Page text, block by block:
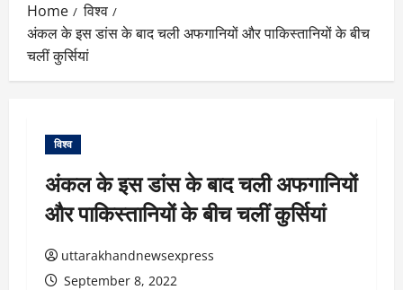
Home
विश्व
अंकल के इस डांस के बाद चली अफगानियों और पाकिस्तानियों के बीच
चलीं कुर्सियां
विश्व
अंकल के इस डांस के बाद चली अफगानियों
और पाकिस्तानियों के बीच चलीं कुर्सियां
uttarakhandnewsexpress
September 8, 2022